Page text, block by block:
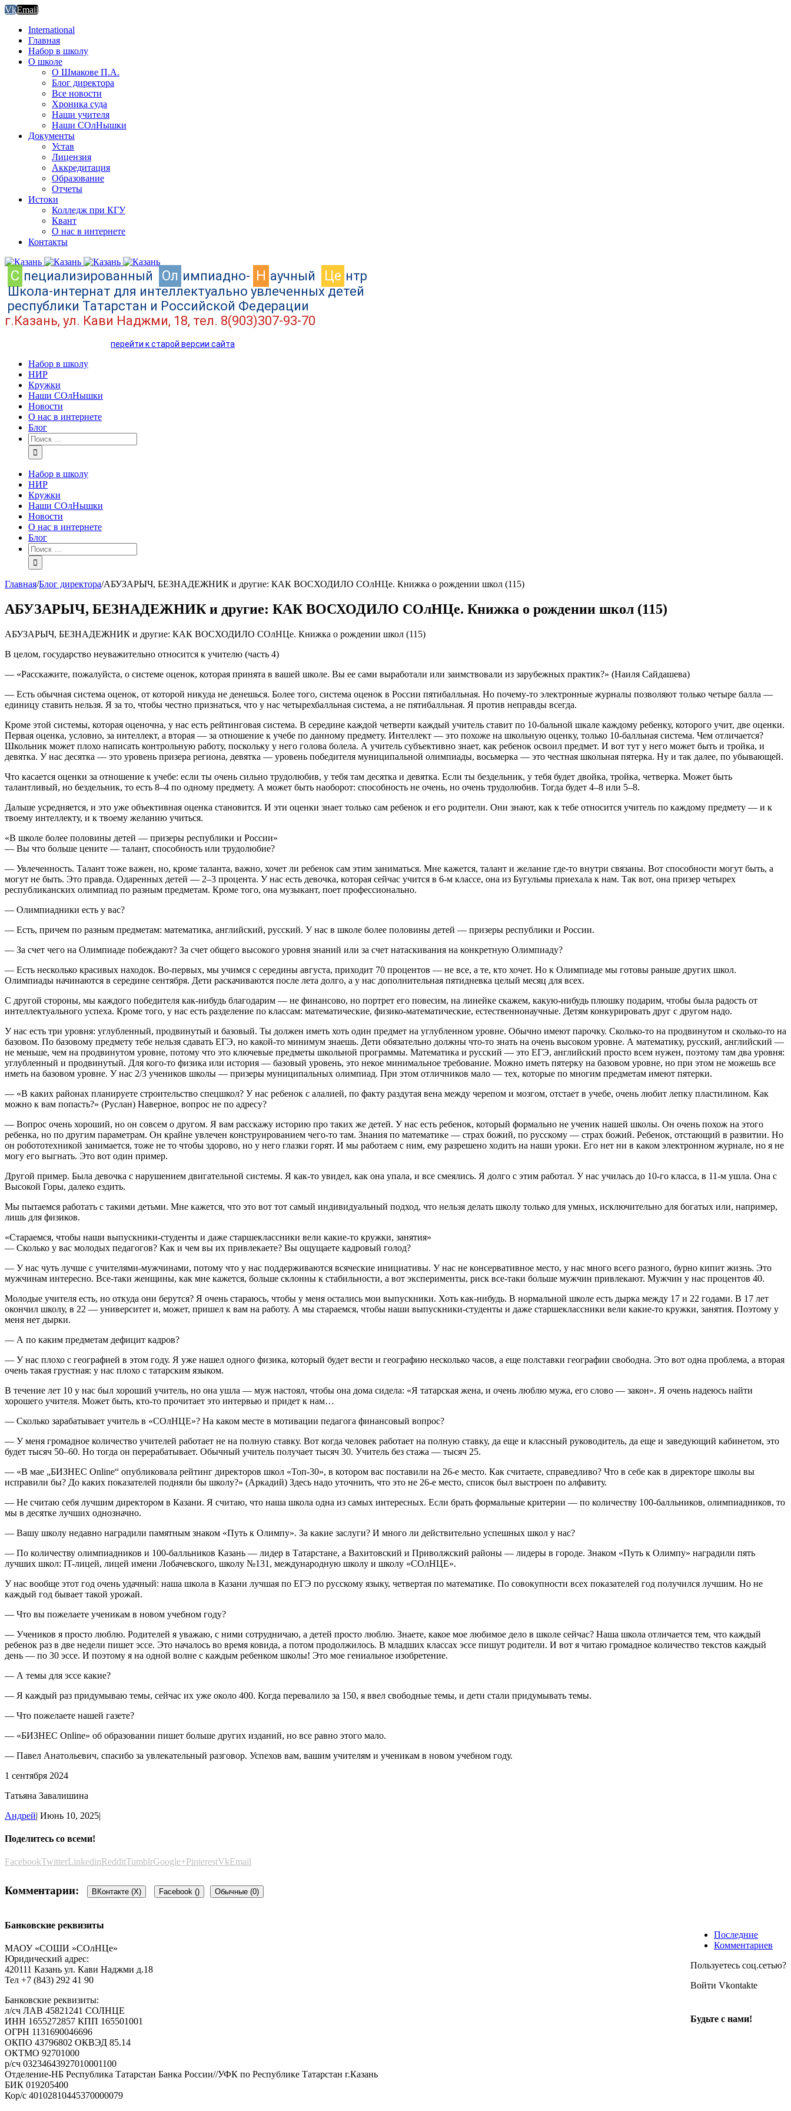
VkEmail
International
Главная
Набор в школу
О школе
О Шмакове П.А.
Блог директора
Все новости
Хроника суда
Наши учителя
Наши СОлНышки
Документы
Устав
Лицензия
Аккредитация
Образование
Отчеты
Истоки
Колледж при КГУ
Квант
О нас в интернете
Контакты
C пециализированный Ол импиадно- Н аучный Це нтр
Школа-интернат для интеллектуально увлеченных детей
республики Татарстан и Российской Федерации
г.Казань, ул. Кави Наджми, 18, тел. 8(903)307-93-70
перейти к старой версии сайта
Набор в школу
НИР
Кружки
Наши СОлНышки
Новости
О нас в интернете
Блог
Набор в школу
НИР
Кружки
Наши СОлНышки
Новости
О нас в интернете
Блог
Главная/Блог директора/АБУЗАРЫЧ, БЕЗНАДЕЖНИК и другие: КАК ВОСХОДИЛО СОлНЦе. Книжка о рождении школ (115)
АБУЗАРЫЧ, БЕЗНАДЕЖНИК и другие: КАК ВОСХОДИЛО СОлНЦе. Книжка о рождении школ (115)
АБУЗАРЫЧ, БЕЗНАДЕЖНИК и другие: КАК ВОСХОДИЛО СОлНЦе. Книжка о рождении школ (115)
В целом, государство неуважительно относится к учителю (часть 4)
— «Расскажите, пожалуйста, о системе оценок, которая принята в вашей школе. Вы ее сами выработали или заимствовали из зарубежных практик?» (Наиля Сайдашева)
— Есть обычная система оценок, от которой никуда не денешься. Более того, система оценок в России пятибалльная. Но почему-то электронные журналы позволяют только четыре балла —
единицу ставить нельзя. Я за то, чтобы честно признаться, что у нас четырехбалльная система, а не пятибалльная. Я против неправды всегда.
Кроме этой системы, которая оценочна, у нас есть рейтинговая система. В середине каждой четверти каждый учитель ставит по 10-бальной шкале каждому ребенку, которого учит, две оценки.
Первая оценка, условно, за интеллект, а вторая — за отношение к учебе по данному предмету. Интеллект — это похоже на школьную оценку, только 10-балльная система. Чем отличается?
Школьник может плохо написать контрольную работу, поскольку у него голова болела. А учитель субъективно знает, как ребенок освоил предмет. И вот тут у него может быть и тройка, и
девятка. У нас десятка — это уровень призера региона, девятка — уровень победителя муниципальной олимпиады, восьмерка — это честная школьная пятерка. Ну и так далее, по убывающей.
Что касается оценки за отношение к учебе: если ты очень сильно трудолюбив, у тебя там десятка и девятка. Если ты бездельник, у тебя будет двойка, тройка, четверка. Может быть
талантливый, но бездельник, то есть 8–4 по одному предмету. А может быть наоборот: способность не очень, но очень трудолюбив. Тогда будет 4–8 или 5–8.
Дальше усредняется, и это уже объективная оценка становится. И эти оценки знает только сам ребенок и его родители. Они знают, как к тебе относится учитель по каждому предмету — и к
твоему интеллекту, и к твоему желанию учиться.
«В школе более половины детей — призеры республики и России»
— Вы что больше цените — талант, способность или трудолюбие?
— Увлеченность. Талант тоже важен, но, кроме таланта, важно, хочет ли ребенок сам этим заниматься. Мне кажется, талант и желание где-то внутри связаны. Вот способности могут быть, а
могут не быть. Это правда. Одаренных детей — 2–3 процента. У нас есть девочка, которая сейчас учится в 6-м классе, она из Бугульмы приехала к нам. Так вот, она призер четырех
республиканских олимпиад по разным предметам. Кроме того, она музыкант, поет профессионально.
— Олимпиадники есть у вас?
— Есть, причем по разным предметам: математика, английский, русский. У нас в школе более половины детей — призеры республики и России.
— За счет чего на Олимпиаде побеждают? За счет общего высокого уровня знаний или за счет натаскивания на конкретную Олимпиаду?
— Есть несколько красивых находок. Во-первых, мы учимся с середины августа, приходит 70 процентов — не все, а те, кто хочет. Но к Олимпиаде мы готовы раньше других школ.
Олимпиады начинаются в середине сентября. Дети раскачиваются после лета долго, а у нас дополнительная пятидневка целый месяц для всех.
С другой стороны, мы каждого победителя как-нибудь благодарим — не финансово, но портрет его повесим, на линейке скажем, какую-нибудь плюшку подарим, чтобы была радость от
интеллектуального успеха. Кроме того, у нас есть разделение по классам: математические, физико-математические, естественнонаучные. Детям конкурировать друг с другом надо.
У нас есть три уровня: углубленный, продвинутый и базовый. Ты должен иметь хоть один предмет на углубленном уровне. Обычно имеют парочку. Сколько-то на продвинутом и сколько-то на
базовом. По базовому предмету тебе нельзя сдавать ЕГЭ, но какой-то минимум знаешь. Дети обязательно должны что-то знать на очень высоком уровне. А математику, русский, английский —
не меньше, чем на продвинутом уровне, потому что это ключевые предметы школьной программы. Математика и русский — это ЕГЭ, английский просто всем нужен, поэтому там два уровня:
углубленный и продвинутый. Для кого-то физика или история — базовый уровень, это некое минимальное требование. Можно иметь пятерку на базовом уровне, но при этом не можешь все
иметь на базовом уровне. У нас 2/3 учеников школы — призеры муниципальных олимпиад. При этом отличников мало — тех, которые по многим предметам имеют пятерки.
— «В каких районах планируете строительство спецшкол? У нас ребенок с алалией, по факту раздутая вена между черепом и мозгом, отстает в учебе, очень любит лепку пластилином. Как
можно к вам попасть?» (Руслан) Наверное, вопрос не по адресу?
— Вопрос очень хороший, но он совсем о другом. Я вам расскажу историю про таких же детей. У нас есть ребенок, который формально не ученик нашей школы. Он очень похож на этого
ребенка, но по другим параметрам. Он крайне увлечен конструированием чего-то там. Знания по математике — страх божий, по русскому — страх божий. Ребенок, отстающий в развитии. Но
он робототехникой занимается, тоже не то чтобы здорово, но у него глазки горят. И мы работаем с ним, ему разрешено ходить на наши уроки. Его нет ни в каком электронном журнале, но я не
могу его выгнать. Это вот один пример.
Другой пример. Была девочка с нарушением двигательной системы. Я как-то увидел, как она упала, и все смеялись. Я долго с этим работал. У нас училась до 10-го класса, в 11-м ушла. Она с
Высокой Горы, далеко ездить.
Мы пытаемся работать с такими детьми. Мне кажется, что это вот тот самый индивидуальный подход, что нельзя делать школу только для умных, исключительно для богатых или, например,
лишь для физиков.
«Стараемся, чтобы наши выпускники-студенты и даже старшеклассники вели какие-то кружки, занятия»
— Сколько у вас молодых педагогов? Как и чем вы их привлекаете? Вы ощущаете кадровый голод?
— У нас чуть лучше с учителями-мужчинами, потому что у нас поддерживаются всяческие инициативы. У нас не консервативное место, у нас много всего разного, бурно кипит жизнь. Это
мужчинам интересно. Все-таки женщины, как мне кажется, больше склонны к стабильности, а вот эксперименты, риск все-таки больше мужчин привлекают. Мужчин у нас процентов 40.
Молодые учителя есть, но откуда они берутся? Я очень стараюсь, чтобы у меня остались мои выпускники. Хоть как-нибудь. В нормальной школе есть дырка между 17 и 22 годами. В 17 лет
окончил школу, в 22 — университет и, может, пришел к вам на работу. А мы стараемся, чтобы наши выпускники-студенты и даже старшеклассники вели какие-то кружки, занятия. Поэтому у
меня нет дырки.
— А по каким предметам дефицит кадров?
— У нас плохо с географией в этом году. Я уже нашел одного физика, который будет вести и географию несколько часов, а еще полставки географии свободна. Это вот одна проблема, а вторая
очень такая грустная: у нас плохо с татарским языком.
В течение лет 10 у нас был хороший учитель, но она ушла — муж настоял, чтобы она дома сидела: «Я татарская жена, и очень люблю мужа, его слово — закон». Я очень надеюсь найти
хорошего учителя. Может быть, кто-то прочитает это интервью и придет к нам…
— Сколько зарабатывает учитель в «СОлНЦЕ»? На каком месте в мотивации педагога финансовый вопрос?
— У меня громадное количество учителей работает не на полную ставку. Вот когда человек работает на полную ставку, да еще и классный руководитель, да еще и заведующий кабинетом, это
будет тысяч 50–60. Но тогда он перерабатывает. Обычный учитель получает тысяч 30. Учитель без стажа — тысяч 25.
— «В мае „БИЗНЕС Online“ опубликовала рейтинг директоров школ «Топ-30», в котором вас поставили на 26-е место. Как считаете, справедливо? Что в себе как в директоре школы вы
исправили бы? До каких показателей подняли бы школу?» (Аркадий) Здесь надо уточнить, что это не 26-е место, список был выстроен по алфавиту.
— Не считаю себя лучшим директором в Казани. Я считаю, что наша школа одна из самых интересных. Если брать формальные критерии — по количеству 100-балльников, олимпиадников, то
мы в десятке лучших однозначно.
— Вашу школу недавно наградили памятным знаком «Путь к Олимпу». За какие заслуги? И много ли действительно успешных школ у нас?
— По количеству олимпиадников и 100-балльников Казань — лидер в Татарстане, а Вахитовский и Приволжский районы — лидеры в городе. Знаком «Путь к Олимпу» наградили пять
лучших школ: IT-лицей, лицей имени Лобачевского, школу №131, международную школу и школу «СОлНЦЕ».
У нас вообще этот год очень удачный: наша школа в Казани лучшая по ЕГЭ по русскому языку, четвертая по математике. По совокупности всех показателей год получился лучшим. Но не
каждый год бывает такой урожай.
— Что вы пожелаете ученикам в новом учебном году?
— Учеников я просто люблю. Родителей я уважаю, с ними сотрудничаю, а детей просто люблю. Знаете, какое мое любимое дело в школе сейчас? Наша школа отличается тем, что каждый
ребенок раз в две недели пишет эссе. Это началось во время ковида, а потом продолжилось. В младших классах эссе пишут родители. И вот я читаю громадное количество текстов каждый
день — по 30 эссе. И поэтому я на одной волне с каждым ребенком школы! Это мое гениальное изобретение.
— А темы для эссе какие?
— Я каждый раз придумываю темы, сейчас их уже около 400. Когда перевалило за 150, я ввел свободные темы, и дети стали придумывать темы.
— Что пожелаете нашей газете?
— «БИЗНЕС Online» об образовании пишет больше других изданий, но все равно этого мало.
— Павел Анатольевич, спасибо за увлекательный разговор. Успехов вам, вашим учителям и ученикам в новом учебном году.
1 сентября 2024
Татьяна Завалишина
Андрей| Июнь 10, 2025|
Поделитесь со всеми!
FacebookTwitterLinkedinRedditTumblrGoogle+PinterestVkEmail
Комментарии: ВКонтакте (X) Facebook () Обычные (0)
Пользуетесь соц.сетью?
Войти Vkontakte
Ваш e-mail не будет опубликован.
Комментарий
Последние
Комментариев
Пользуетесь соц.сетью?
Войти Vkontakte
Будьте с нами!
Банковские реквизиты
МАОУ «СОШИ »СОлНЦе»
Юридический адрес:
420111 Казань ул. Кави Наджми д.18
Тел +7 (843) 292 41 90
Банковские реквизиты:
л/сч ЛАВ 45821241 СОЛНЦЕ
ИНН 1655272857 КПП 165501001
ОГРН 1131690046696
ОКПО 43796802 ОКВЭД 85.14
ОКТМО 92701000
р/cч 03234643927010001100
Отделение-НБ Республика Татарстан Банка России//УФК по Республике Татарстан г.Казань
БИК 019205400
Кор/с 40102810445370000079